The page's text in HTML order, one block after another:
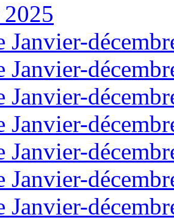
Janvier-
Janvier-
Janvier-
Janvier-
Janvier-
Janvier-
Janvier-